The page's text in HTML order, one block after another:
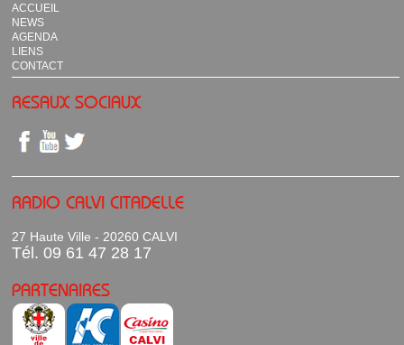
ACCUEIL
NEWS
AGENDA
LIENS
CONTACT
RESAUX SOCIAUX
RADIO CALVI CITADELLE
27 Haute Ville - 20260 CALVI
Tél. 09 61 47 28 17
PARTENAIRES